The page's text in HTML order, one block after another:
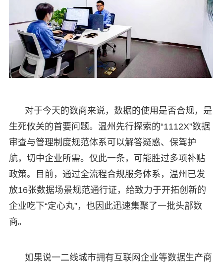
对于今天的数商来说，数据的使用是否合规，是
生死攸关的首要问题。温州先行探索的“1112X”数据
审查与管理制度规范体系可以解答疑惑、保驾护
航，切中企业所需。仅此一条，可能胜过多项补贴
政策。目前，通过全流程合规服务体系，温州已发
放16张数据场景规范通行证，给致力于开拓创新的
企业吃下“定心丸”，也因此迅速集聚了一批头部数
商。
如果说一二线城市拥有互联网企业等数据生产商